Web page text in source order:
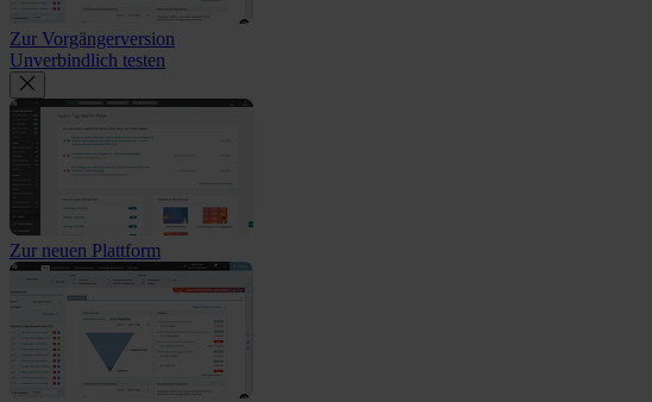
Zur Vorgängerversion
Unverbindlich testen
Zur neuen Plattform